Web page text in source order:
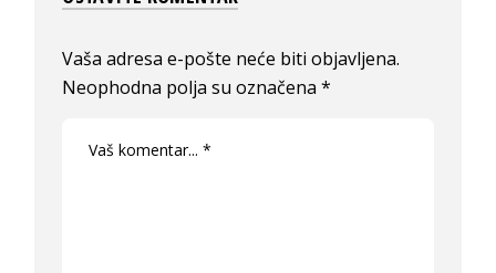
Vaša adresa e-pošte neće biti objavljena.
Neophodna polja su označena*